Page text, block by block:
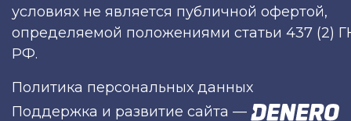
условиях не является публичной офертой,
определяемой положениями статьи 437 (2)
РФ.
Политика персональных данных
Поддержка и развитие сайта —